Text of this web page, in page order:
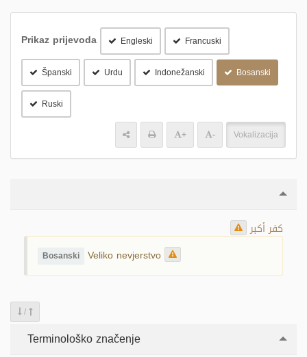
Prikaz prijevoda Engleski Francuski
Španski Urdu Indonežanski Bosanski
Ruski
+ - Vokalizacija
كفر أكبر
Bosanski Veliko nevjerstvo
/
Terminološko značenje